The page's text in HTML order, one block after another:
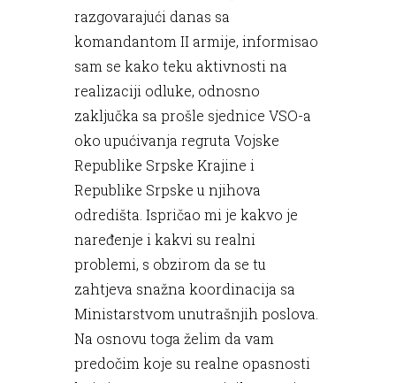
razgovarajući danas sa
komandantom II armije, informisao
sam se kako teku aktivnosti na
realizaciji odluke, odnosno
zaključka sa prošle sjednice VSO-a
oko upućivanja regruta Vojske
Republike Srpske Krajine i
Republike Srpske u njihova
odredišta. Ispričao mi je kakvo je
naređenje i kakvi su realni
problemi, s obzirom da se tu
zahtjeva snažna koordinacija sa
Ministarstvom unutrašnjih poslova.
Na osnovu toga želim da vam
predočim koje su realne opasnosti